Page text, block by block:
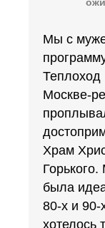
Мы с
Теплоход
Москве-
Храм
была
80-х и 90-
хотелось